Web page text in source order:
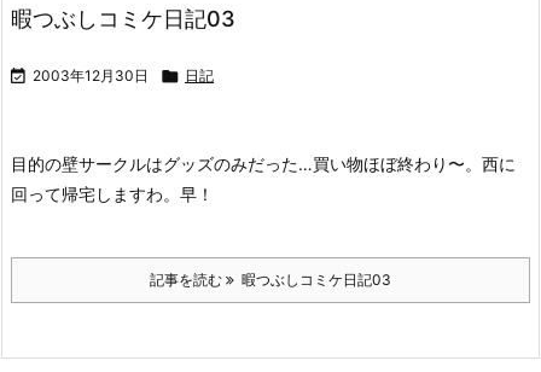
暇つぶしコミケ日記03
 2003年12月30日  日記
目的の壁サークルはグッズのみだった…買い物ほぼ終わり〜。西に
回って帰宅しますわ。早！
記事を読む 暇つぶしコミケ日記03